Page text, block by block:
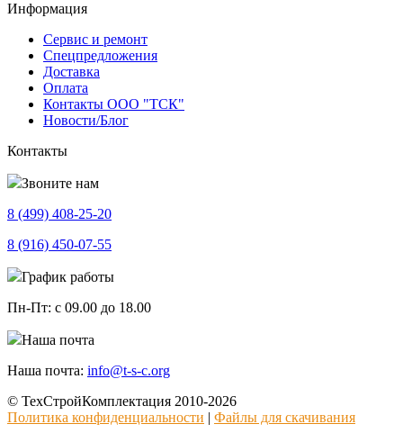
Информация
Сервис и ремонт
Спецпредложения
Доставка
Оплата
Контакты ООО "ТСК"
Новости/Блог
Контакты
Звоните нам
8 (499) 408-25-20
8 (916) 450-07-55
График работы
Пн-Пт: с 09.00 до 18.00
Наша почта
Наша почта: info@t-s-c.org
© ТехСтройКомплектация 2010-2026
Политика конфиденциальности
Файлы для скачивания